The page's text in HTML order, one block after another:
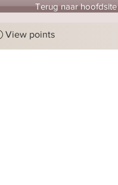
Terug naar hoofdsite
View points